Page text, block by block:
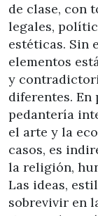
de clase, con
legales,
estéticas. Sin
elementos
y
diferentes. En
pedantería
el arte y la
casos, es
la religión,
Las ideas,
sobrevivir en